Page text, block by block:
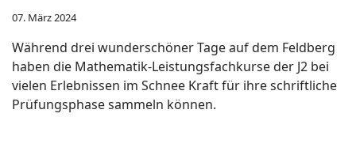
07. März 2024
Während drei wunderschöner Tage auf dem Feldberg
haben die Mathematik-Leistungsfachkurse der J2 bei
vielen Erlebnissen im Schnee Kraft für ihre schriftliche
Prüfungsphase sammeln können.